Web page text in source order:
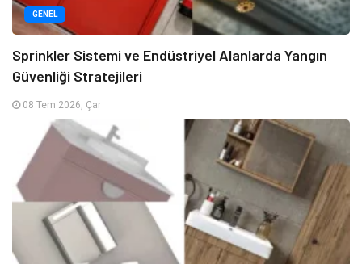
GENEL
Sprinkler Sistemi ve Endüstriyel Alanlarda Yangın
Güvenliği Stratejileri
08 Tem 2026, Çar